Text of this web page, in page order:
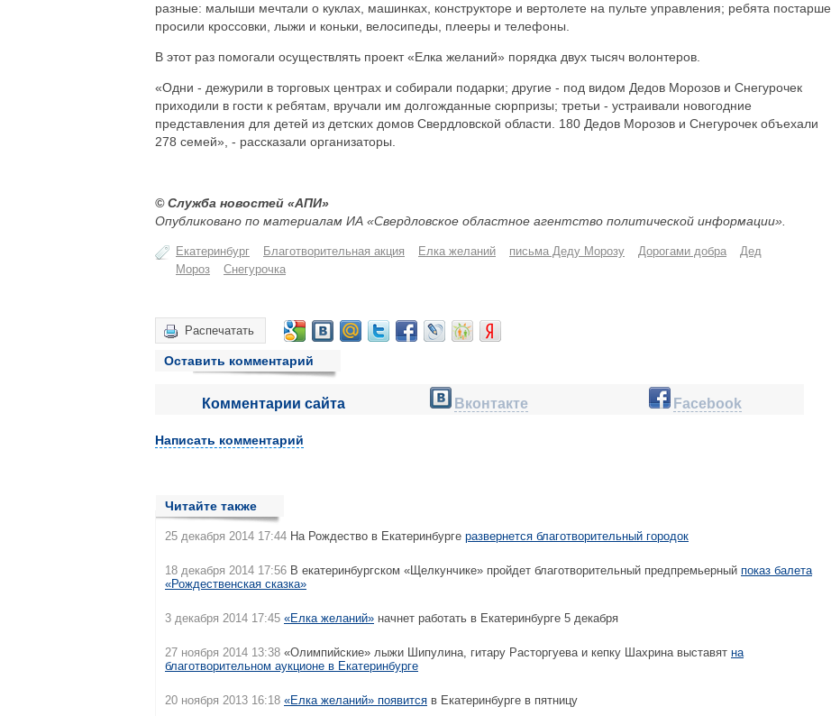
разные: малыши мечтали о куклах, машинках, конструкторе и вертолете на пульте управления; ребята постарше
просили кроссовки, лыжи и коньки, велосипеды, плееры и телефоны.
В этот раз помогали осуществлять проект «Елка желаний» порядка двух тысяч волонтеров.
«Одни - дежурили в торговых центрах и собирали подарки; другие - под видом Дедов Морозов и Снегурочек
приходили в гости к ребятам, вручали им долгожданные сюрпризы; третьи - устраивали новогодние
представления для детей из детских домов Свердловской области. 180 Дедов Морозов и Снегурочек объехали
278 семей», - рассказали организаторы.
© Служба новостей «АПИ»
Опубликовано по материалам ИА «Свердловское областное агентство политической информации».
Екатеринбург Благотворительная акция Елка желаний письма Деду Морозу Дорогами добра
Дед
Мороз
Снегурочка
Распечатать
Оставить комментарий
Комментарии сайта Вконтакте Facebook
Написать комментарий
Читайте также
25 декабря 2014 17:44 На Рождество в Екатеринбурге развернется благотворительный городок
18 декабря 2014 17:56 В екатеринбургском «Щелкунчике» пройдет благотворительный предпремьерный показ балета
«Рождественская сказка»
3 декабря 2014 17:45 «Елка желаний» начнет работать в Екатеринбурге 5 декабря
27 ноября 2014 13:38 «Олимпийские» лыжи Шипулина, гитару Расторгуева и кепку Шахрина выставят на
благотворительном аукционе в Екатеринбурге
20 ноября 2013 16:18 «Елка желаний» появится в Екатеринбурге в пятницу